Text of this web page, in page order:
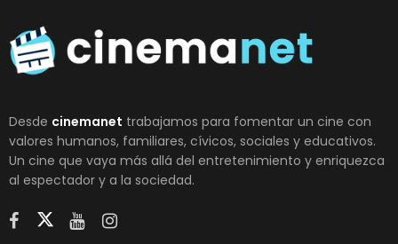
Desde cinemanet trabajamos para fomentar un cine con
valores humanos, familiares, cívicos, sociales y educativos.
Un cine que vaya más allá del entretenimiento y enriquezca
al espectador y a la sociedad.